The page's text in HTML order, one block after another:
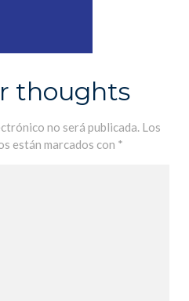
thoughts
no será publicada. Los
están marcados con *